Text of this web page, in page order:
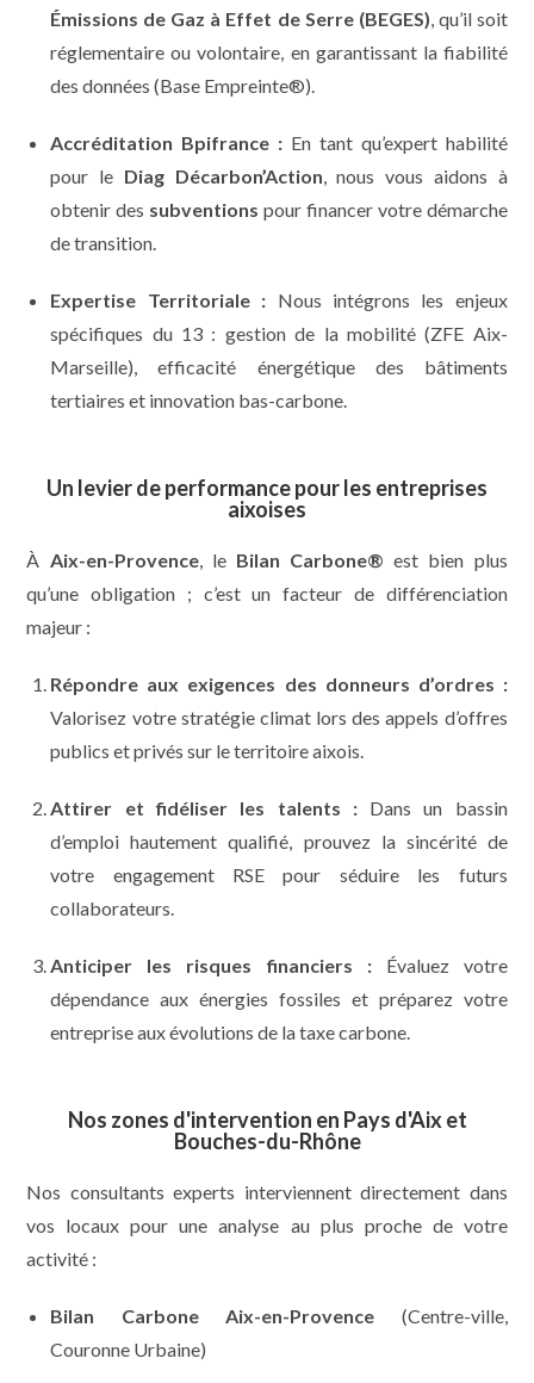
Émissions de Gaz à Effet de Serre (BEGES), qu’il soit
réglementaire ou volontaire, en garantissant la fiabilité
des données (Base Empreinte®).
Accréditation Bpifrance : En tant qu’expert habilité
pour le Diag Décarbon’Action, nous vous aidons à
obtenir des subventions pour financer votre démarche
de transition.
Expertise Territoriale : Nous intégrons les enjeux
spécifiques du 13 : gestion de la mobilité (ZFE Aix-
Marseille), efficacité énergétique des bâtiments
tertiaires et innovation bas-carbone.
Un levier de performance pour les entreprises
aixoises
À Aix-en-Provence, le Bilan Carbone® est bien plus
qu’une obligation ; c’est un facteur de différenciation
majeur :
Répondre aux exigences des donneurs d’ordres :
Valorisez votre stratégie climat lors des appels d’offres
publics et privés sur le territoire aixois.
Attirer et fidéliser les talents :Dans un bassin
d’emploi hautement qualifié, prouvez la sincérité de
votre engagement RSE pour séduire les futurs
collaborateurs.
Anticiper les risques financiers :Évaluez votre
dépendance aux énergies fossiles et préparez votre
entreprise aux évolutions de la taxe carbone.
Nos zones d'intervention en Pays d'Aix et
Bouches-du-Rhône
Nos consultants experts interviennent directement dans
vos locaux pour une analyse au plus proche de votre
activité :
Bilan Carbone Aix-en-Provence (Centre-ville,
Couronne Urbaine)